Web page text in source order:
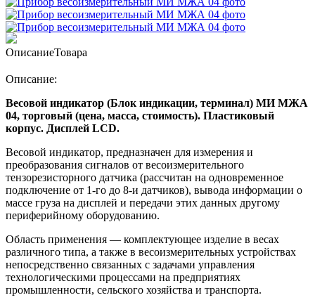
ОписаниеТовара
Описание:
Весовой индикатор (Блок индикации, терминал) МИ МЖА
04, торговый (цена, масса, стоимость). Пластиковый
корпус. Дисплей LCD.
Весовой индикатор, предназначен для измерения и
преобразования сигналов от весоизмерительного
тензорезисторного датчика (рассчитан на одновременное
подключение от 1-го до 8-и датчиков), вывода информации о
массе груза на дисплей и передачи этих данных другому
периферийному оборудованию.
Область применения — комплектующее изделие в весах
различного типа, а также в весоизмерительных устройствах
непосредственно связанных с задачами управления
технологическими процессами на предприятиях
промышленности, сельского хозяйства и транспорта.